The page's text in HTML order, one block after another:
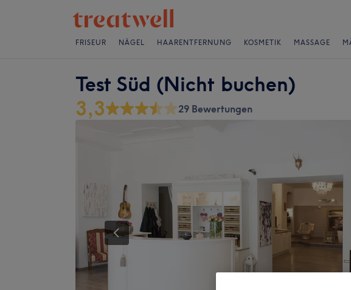
FRISEUR NÄGEL HAARENTFERNUNG KOSMETIK MASSAGE
Test Süd (Nicht buchen)
3,3 29 Bewertungen